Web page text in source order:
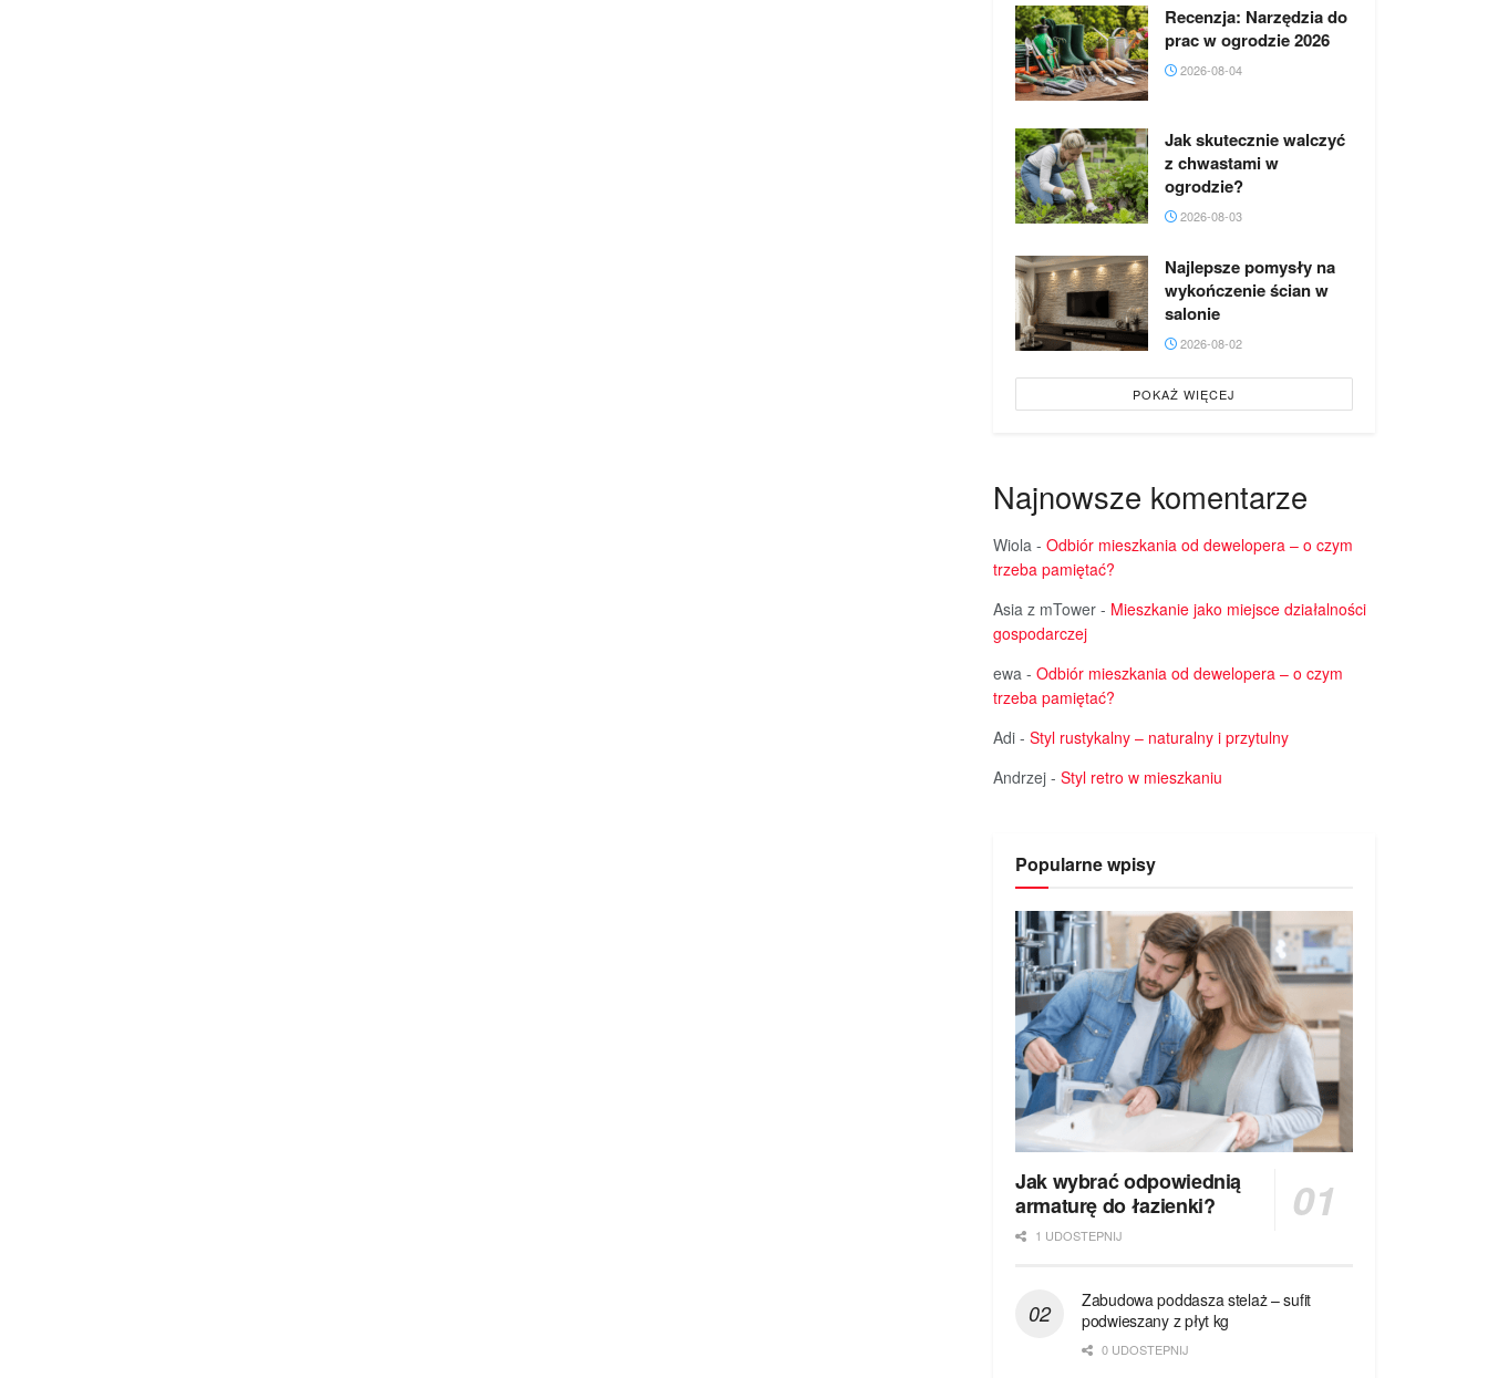
Recenzja: Narzędzia do
prac w ogrodzie 2026
2026-08-04
Jak skutecznie walczyć
z chwastami w
ogrodzie?
2026-08-03
Najlepsze pomysły na
wykończenie ścian w
salonie
2026-08-02
POKAŻ WIĘCEJ
Najnowsze komentarze
Wiola - Odbiór mieszkania od dewelopera – o czym
trzeba pamiętać?
Asia z mTower - Mieszkanie jako miejsce działalności
gospodarczej
ewa - Odbiór mieszkania od dewelopera – o czym
trzeba pamiętać?
Adi - Styl rustykalny – naturalny i przytulny
Andrzej - Styl retro w mieszkaniu
Popularne wpisy
Jak wybrać odpowiednią
armaturę do łazienki?
1 UDOSTEPNIJ
Zabudowa poddasza stelaż – sufit
podwieszany z płyt kg
0 UDOSTEPNIJ